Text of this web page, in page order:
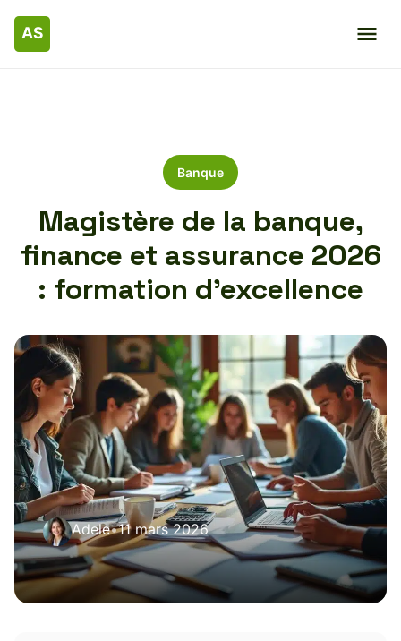
Banque
Magistère de la banque,
finance et assurance 2026
: formation d’excellence
Adele•11 mars 2026